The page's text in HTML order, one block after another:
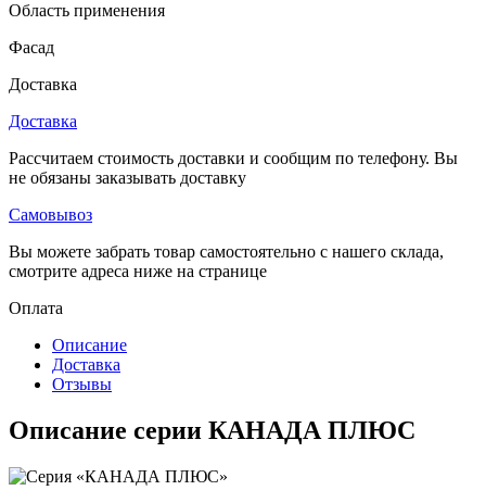
Область применения
Фасад
Доставка
Доставка
Рассчитаем стоимость доставки и сообщим по телефону. Вы
не обязаны заказывать доставку
Самовывоз
Вы можете забрать товар самостоятельно с нашего склада,
смотрите адреса ниже на странице
Оплата
Описание
Доставка
Отзывы
Описание серии КАНАДА ПЛЮС